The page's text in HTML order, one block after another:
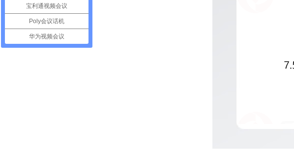
宝利通视频会议
Poly会议话机
华为视频会议